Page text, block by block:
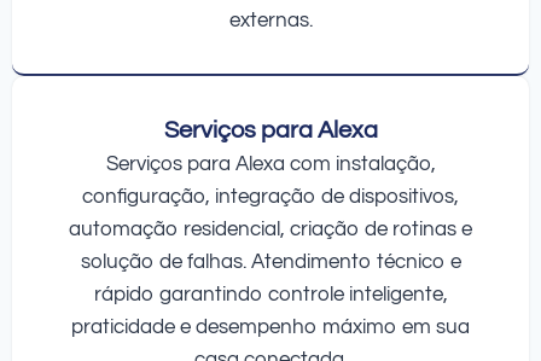
externas.
Serviços para Alexa
Serviços para Alexa com instalação,
configuração, integração de dispositivos,
automação residencial, criação de rotinas e
solução de falhas. Atendimento técnico e
rápido garantindo controle inteligente,
praticidade e desempenho máximo em sua